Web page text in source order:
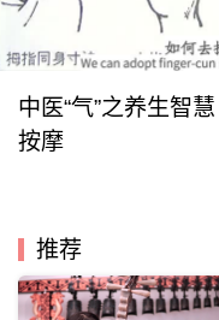
中医“气”之养生智
按摩
推荐